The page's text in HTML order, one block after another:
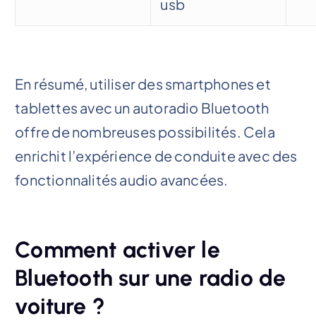
usb
En résumé, utiliser des smartphones et
tablettes avec un autoradio Bluetooth
offre de nombreuses possibilités. Cela
enrichit l’expérience de conduite avec des
fonctionnalités audio avancées.
Comment activer le
Bluetooth sur une radio de
voiture ?